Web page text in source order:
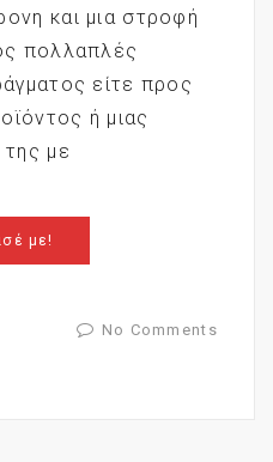
και μια στροφή
πολλαπλές
είτε προς
ή μιας
της με
με!
No Comments